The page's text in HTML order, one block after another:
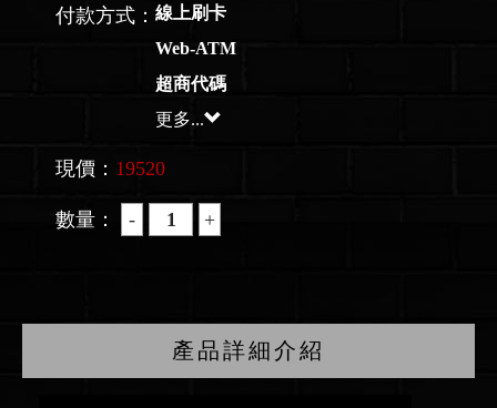
付款方式： 線上刷卡
Web-ATM
超商代碼
更多...
現價： 19520
數量：
產品詳細介紹